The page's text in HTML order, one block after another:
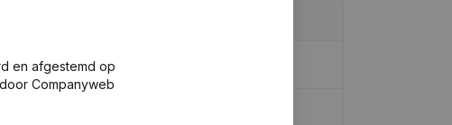
en afgestemd op
Companyweb